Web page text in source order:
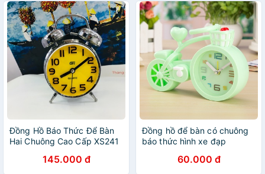
Đồng Hồ Báo Thức Để Bàn
Hai Chuông Cao Cấp XS241
145.000 đ
Đồng hồ để bàn có chuông
báo thức hình xe đạp
60.000 đ